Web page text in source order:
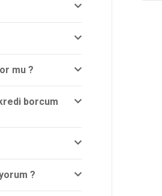
mu ?
borcum
?